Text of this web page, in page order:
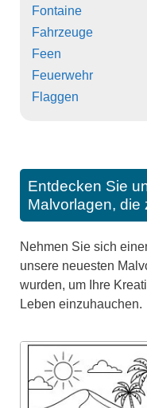
Fontaine
Fahrzeuge
Feen
Feuerwehr
Flaggen
Entdecken Sie
Malvorlagen, die
Nehmen Sie sich
unsere neuesten
wurden, um Ihre
Leben einzuhauchen.